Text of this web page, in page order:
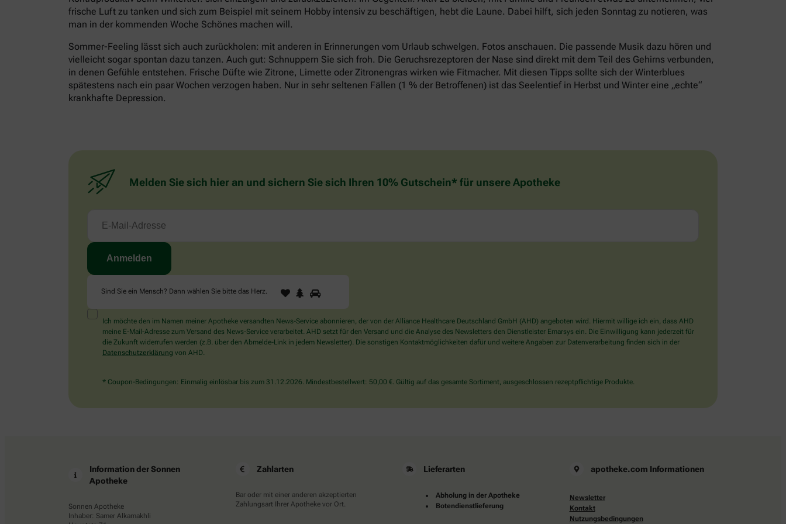
frische Luft zu tanken und sich zum Beispiel mit seinem Hobby intensiv zu beschäftigen, hebt die Laune. Dabei hilft, sich jeden Sonntag zu notieren, was
man in der kommenden Woche Schönes machen will.
Sommer-Feeling lässt sich auch zurückholen: mit anderen in Erinnerungen vom Urlaub schwelgen. Fotos anschauen. Die passende Musik dazu hören und
vielleicht sogar spontan dazu tanzen. Auch gut: Schnuppern Sie sich froh. Die Geruchsrezeptoren der Nase sind direkt mit dem Teil des Gehirns verbunden,
in denen Gefühle entstehen. Frische Düfte wie Zitrone, Limette oder Zitronengras wirken wie Fitmacher. Mit diesen Tipps sollte sich der Winterblues
spätestens nach ein paar Wochen verzogen haben. Nur in sehr seltenen Fällen (1 % der Betroffenen) ist das Seelentief in Herbst und Winter eine „echte“
krankhafte Depression.
Melden Sie sich hier an und sichern Sie sich Ihren 10% Gutschein* für unsere Apotheke
Sind Sie ein Mensch? Dann wählen Sie bitte das Herz.
Sind
Sie
Mensch?
Dann
wählen
Herz.
1 2
Ich möchte den im Namen meiner Apotheke versandten News-Service abonnieren, der von der Alliance Healthcare Deutschland GmbH (AHD) angeboten wird. Hiermit willige ich ein, dass AHD
meine E-Mail-Adresse zum Versand des News-Service verarbeitet. AHD setzt für den Versand und die Analyse des Newsletters den Dienstleister Emarsys ein. Die Einwilligung kann jederzeit für
die Zukunft widerrufen werden (z.B. über den Abmelde-Link in jedem Newsletter). Die sonstigen Kontaktmöglichkeiten dafür und weitere Angaben zur Datenverarbeitung finden sich in der
Datenschutzerklärung von AHD.
* Coupon-Bedingungen: Einmalig einlösbar bis zum 31.12.2026. Mindestbestellwert: 50,00 €. Gültig auf das gesamte Sortiment, ausgeschlossen rezeptpflichtige Produkte.
Information der Sonnen
Apotheke
Sonnen Apotheke
Inhaber: Samer Alkamakhli
Zahlarten
Bar oder mit einer anderen akzeptierten
Zahlungsart Ihrer Apotheke vor Ort.
Lieferarten
Abholung in der Apotheke
Botendienstlieferung
apotheke.com Informationen
Newsletter
Kontakt
Nutzungsbedingungen